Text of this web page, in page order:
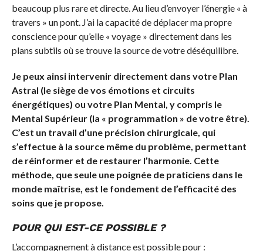
beaucoup plus rare et directe. Au lieu d’envoyer l’énergie « à
travers » un pont. J’ai la capacité de déplacer ma propre
conscience pour qu’elle « voyage » directement dans les
plans subtils où se trouve la source de votre déséquilibre.
Je peux ainsi intervenir directement dans votre Plan
Astral (le siège de vos émotions et circuits
énergétiques) ou votre Plan Mental, y compris le
Mental Supérieur (la « programmation » de votre être).
C’est un travail d’une précision chirurgicale, qui
s’effectue à la source même du problème, permettant
de réinformer et de restaurer l’harmonie. Cette
méthode, que seule une poignée de praticiens dans le
monde maîtrise, est le fondement de l’efficacité des
soins que je propose.
POUR QUI EST-CE POSSIBLE ?
L’accompagnement à distance est possible pour :